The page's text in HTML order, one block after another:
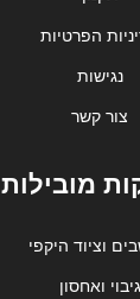
הפרטיות
נגישות
צור קשר
מובילות
וציוד היקפי
גיבוי ואחסון